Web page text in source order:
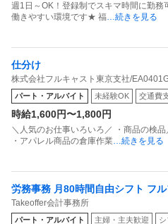
週1日～OK！登録制でスキマ時間に勤
働きやすい環境です★ 福…続きを見る
仕分け
株式会社フルキャスト東京支社/
パート・アルバイト 未経験OK 交通費
時給1,600円〜1,800円
＼人気のお仕事いろいろ／ ・商品の検
・アパレル商品の倉庫作業…続きを見る
労務事務 月80時間自由シフト フ
躍中
Takeoffer会計事務所
パート・アルバイト 主婦・主夫歓迎